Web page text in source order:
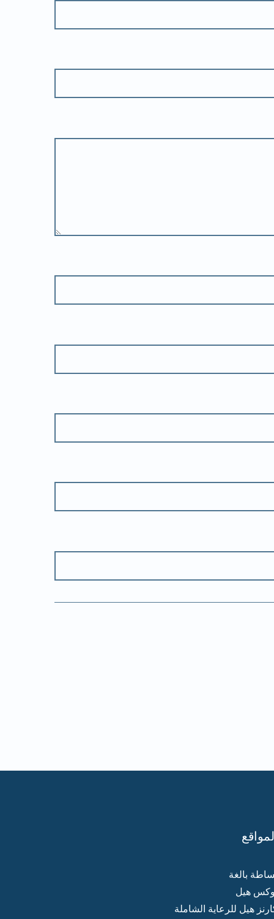
بالغة
هيل
هيل للرعاية الشاملة